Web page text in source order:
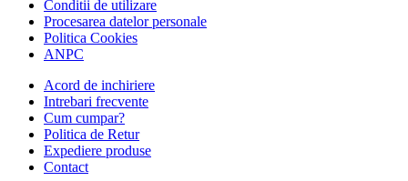
Conditii de utilizare
Procesarea datelor personale
Politica Cookies
ANPC
Acord de inchiriere
Intrebari frecvente
Cum cumpar?
Politica de Retur
Expediere produse
Contact